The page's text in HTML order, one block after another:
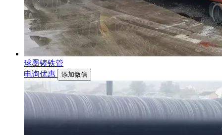
球墨铸铁管
电询优惠
添加微信